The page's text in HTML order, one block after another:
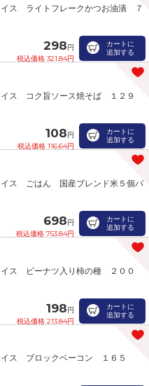
イス ライトフレークかつお油漬 ７
298円
税込価格 321.84円
カートに
追加する
イス コク旨ソース焼そば １２９
108円
税込価格 116.64円
カートに
追加する
イス ごはん 国産ブレンド米５個パ
698円
税込価格 753.84円
カートに
追加する
イス ピーナツ入り柿の種 ２００
198円
税込価格 213.84円
カートに
追加する
イス ブロックベーコン １６５